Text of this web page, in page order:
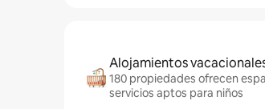
Alojamientos
180 propiedades ofrecen
servicios aptos para niños